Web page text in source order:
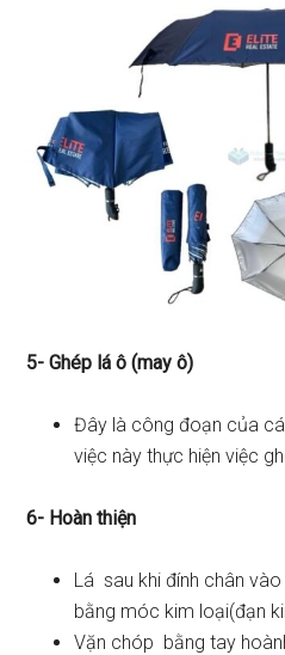
5- Ghép lá ô (may ô)
Đây là công đoạn của
việc này thực hiện việc
6- Hoàn thiện
Lá sau khi đính chân
bằng móc kim loại(đạn
Vặn chóp bằng tay